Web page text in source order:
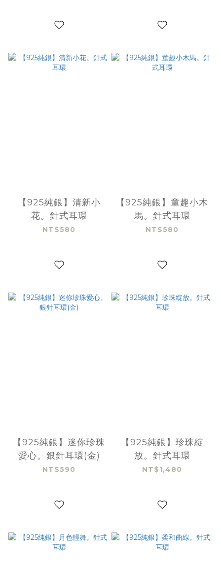
【925純銀】清新小
花。針式耳環
NT$580
【925純銀】童趣小木
馬。針式耳環
NT$580
【925純銀】迷你珍珠
愛心。銀針耳環(金)
NT$590
【925純銀】珍珠綻
放。針式耳環
NT$1,480